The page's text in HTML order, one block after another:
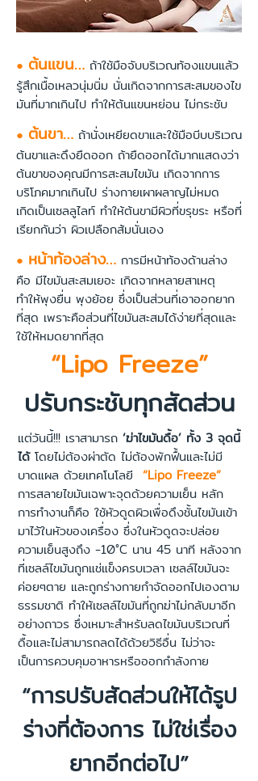
● ต้นแขน… ถ้าใช้มือจับบริเวณท้องแขนแล้ว
รู้สึกเนื้อเหลวนุ่มนิ่ม นั่นเกิดจากการสะสมของไข
มันที่มากเกินไป ทำให้ต้นแขนหย่อน ไม่กระชับ
● ต้นขา… ถ้านั่งเหยียดขาและใช้มือบีบบริเวณ
ต้นขาและดึงยืดออก ถ้ายืดออกได้มากแสดงว่า
ต้นขาของคุณมีการสะสมไขมัน เกิดจากการ
บริโภคมากเกินไป ร่างกายเผาผลาญไม่หมด
เกิดเป็นเซลลูไลท์ ทำให้ต้นขามีผิวที่ขรุขระ หรือที่
เรียกกันว่า ผิวเปลือกส้มนั่นเอง
● หน้าท้องล่าง… การมีหน้าท้องด้านล่าง
คือ มีไขมันสะสมเยอะ เกิดจากหลายสาเหตุ
ทำให้พุงยื่น พุงย้อย ซึ่งเป็นส่วนที่เอาออกยาก
ที่สุด เพราะคือส่วนที่ไขมันสะสมได้ง่ายที่สุดและ
ใช้ให้หมดยากที่สุด
“Lipo Freeze”
ปรับกระชับทุกสัดส่วน
แต่วันนี้!!! เราสามารถ ‘ฆ่าไขมันดื้อ’ ทั้ง 3 จุดนี้
ได้โดยไม่ต้องผ่าตัด ไม่ต้องพักฟื้นและไม่มี
บาดแผล ด้วยเทคโนโลยี “Lipo Freeze”
การสลายไขมันเฉพาะจุดด้วยความเย็น หลัก
การทำงานก็คือ ใช้หัวดูดผิวเพื่อดึงชั้นไขมันเข้า
มาไว้ในหัวของเครื่อง ซึ่งในหัวดูดจะปล่อย
ความเย็นสูงถึง -10°C นาน 45 นาที หลังจาก
ที่เซลล์ไขมันถูกแช่แข็งครบเวลา เซลล์ไขมันจะ
ค่อยๆตาย และถูกร่างกายกำจัดออกไปเองตาม
ธรรมชาติ ทำให้เซลล์ไขมันที่ถูกฆ่าไม่กลับมาอีก
อย่างถาวร ซึ่งเหมาะสำหรับลดไขมันบริเวณที่
ดื้อและไม่สามารถลดได้ด้วยวิธีอื่น ไม่ว่าจะ
เป็นการควบคุมอาหารหรือออกกำลังกาย
“การปรับสัดส่วนให้ได้รูป
ร่างที่ต้องการ ไม่ใช่เรื่อง
ยากอีกต่อไป”